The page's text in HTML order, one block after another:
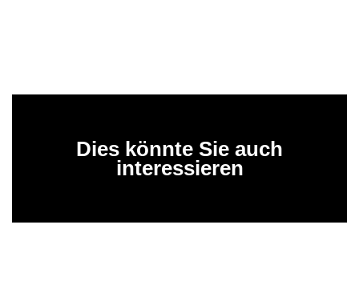
Dies könnte Sie auch
interessieren